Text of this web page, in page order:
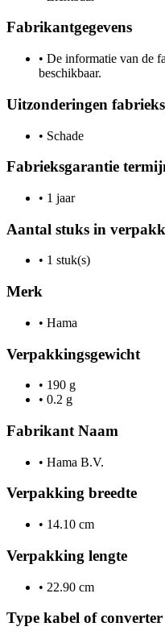
Fabrikantgegevens
• De informatie van de
beschikbaar.
Uitzonderingen
• Schade
Fabrieksgarantie
• 1 jaar
Aantal stuks in
• 1 stuk(s)
Merk
• Hama
Verpakkingsgewicht
• 190 g
• 0.2 g
Fabrikant Naam
• Hama B.V.
Verpakking breedte
• 14.10 cm
Verpakking lengte
• 22.90 cm
Type kabel of converter